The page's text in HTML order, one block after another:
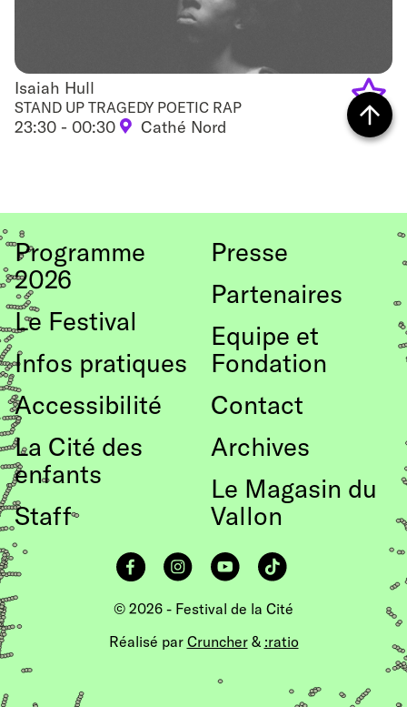
Isaiah Hull
Isaiah Hull
STAND UP TRAGEDY POETIC RAP
23:30 - 00:30 Cathé Nord
Add
le
Programme
2026
Le Festival
Infos pratiques
Accessibilité
La Cité des
enfants
Staff
Presse
Partenaires
Equipe et
Fondation
Contact
Archives
Le Magasin du
Vallon
FacebookInstagramYouTubeTikTok
© 2026 - Festival de la Cité
Réalisé par Cruncher& :ratio